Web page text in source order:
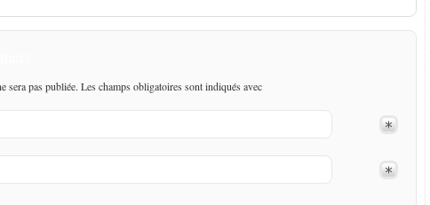
sera pas publiée. Les champs obligatoires sont indiqués avec